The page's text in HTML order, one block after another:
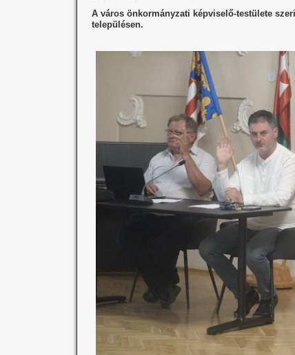
A város önkormányzati képviselő-testülete
településen.